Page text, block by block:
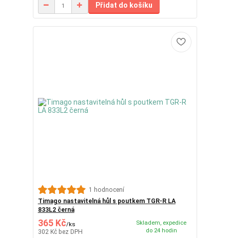
Přidat do košíku
1 hodnocení
Timago nastavitelná hůl s poutkem TGR-R LA
833L2 černá
365 Kč/ks
302 Kč bez DPH
Skladem, expedice
do 24 hodin